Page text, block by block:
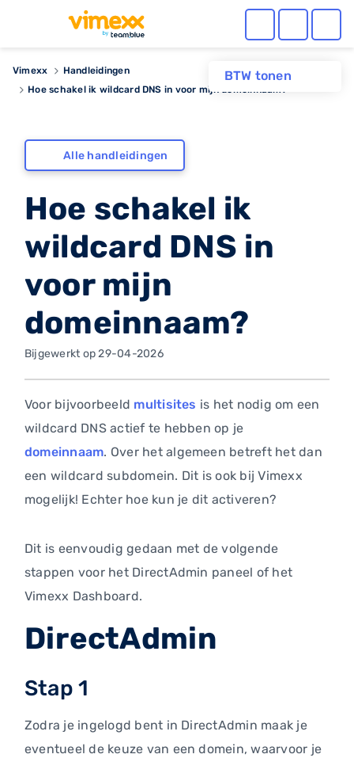
BTW tonen
Vimexx
Handleidingen
Hoe schakel ik wildcard DNS in voor mijn domeinnaam?
Alle handleidingen
Hoe schakel ik
wildcard DNS in
voor mijn
domeinnaam?
Bijgewerkt op 29-04-2026
Voor bijvoorbeeld multisites is het nodig om een
wildcard DNS actief te hebben op je
domeinnaam. Over het algemeen betreft het dan
een wildcard subdomein. Dit is ook bij Vimexx
mogelijk! Echter hoe kun je dit activeren?
Dit is eenvoudig gedaan met de volgende
stappen voor het DirectAdmin paneel of het
Vimexx Dashboard.
DirectAdmin
Stap 1
Zodra je ingelogd bent in DirectAdmin maak je
eventueel de keuze van een domein, waarvoor je